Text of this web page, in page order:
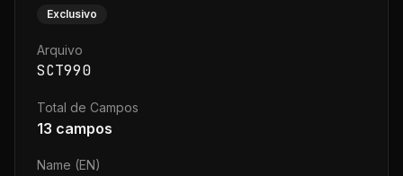
Exclusivo
Arquivo
SCT990
Total de Campos
13 campos
Name (EN)